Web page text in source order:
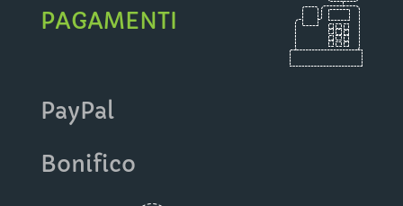
PAGAMENTI
PayPal
Bonifico